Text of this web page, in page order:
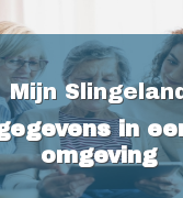
Mijn
in
omgeving